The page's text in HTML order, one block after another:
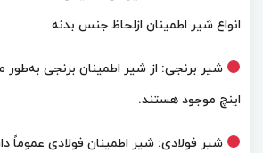
انواع شیر اطمینان ازلحاظ جنس بدنه
اینچ موجود هستند.
شیر فولادی: شیر اطمینان فولادی